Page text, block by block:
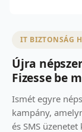
IT BIZTONSÁG
Újra
Fizesse be
Ismét egyre
kampány,
és SMS